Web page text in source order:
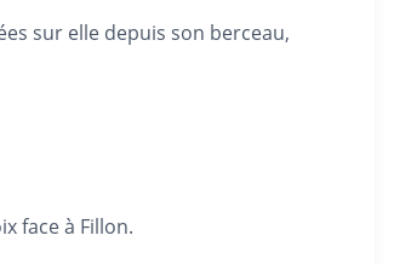
sur elle depuis son berceau,
face à Fillon.